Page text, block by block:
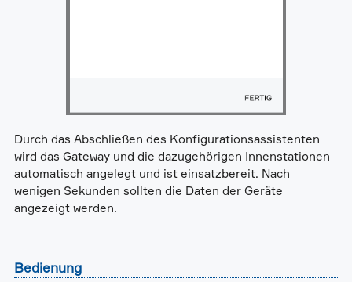
Durch das Abschließen des Konfigurationsassistenten
wird das Gateway und die dazugehörigen Innenstationen
automatisch angelegt und ist einsatzbereit. Nach
wenigen Sekunden sollten die Daten der Geräte
angezeigt werden.
Bedienung